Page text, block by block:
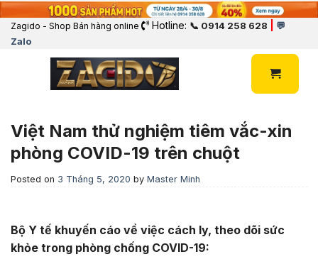
Zagido - Shop Bán hàng online Hotline: 📞 0914 258 628
💬
Zalo
Việt Nam thử nghiệm tiêm vắc-xin
phòng COVID-19 trên chuột
Posted on 3 Tháng 5, 2020 by Master Minh
Bộ Y tế khuyến cáo về việc cách ly, theo dõi sức
khỏe trong phòng chống COVID-19: